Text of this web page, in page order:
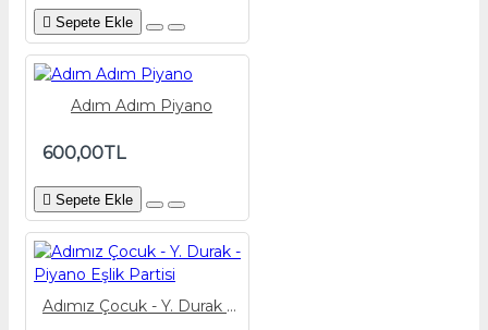
Sepete Ekle
Adım Adım Piyano
600,00TL
Sepete Ekle
Adımız Çocuk - Y. Durak - Piyano Eşlik Partisi